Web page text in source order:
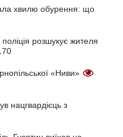
хвилю обурення: що
розшукує жителя
«Ниви»
нацгвардієць з